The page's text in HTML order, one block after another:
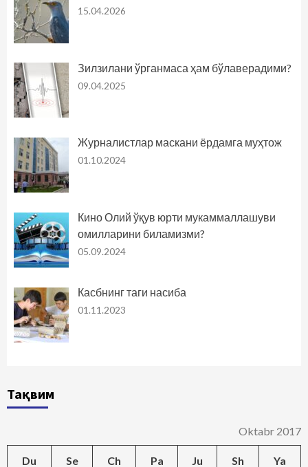
15.04.2026
Зилзилани ўрганмаса ҳам бўлаверадими?
09.04.2025
Журналистлар маскани ёрдамга муҳтож
01.10.2024
Кино Олий ўқув юрти мукаммаллашуви
омилларини биламизми?
05.09.2024
Касбнинг таги насиба
01.11.2023
Тақвим
Oktabr 2017
Du Se Ch Pa Ju Sh Ya